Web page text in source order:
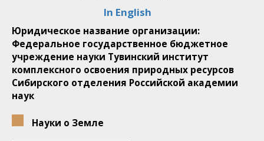
In English
Юридическое название организации:
Федеральное государственное бюджетное
учреждение науки Тувинский институт
комплексного освоения природных ресурсов
Сибирского отделения Российской академии
наук
Науки о Земле